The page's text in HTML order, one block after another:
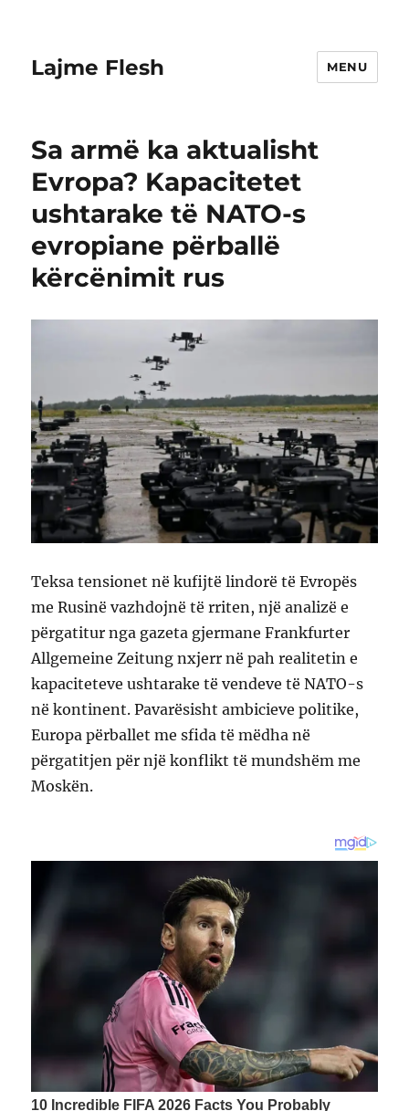
Lajme Flesh MENU
Sa armë ka aktualisht
Evropa? Kapacitetet
ushtarake të NATO-s
evropiane përballë
kërcënimit rus
Teksa tensionet në kufijtë lindorë të Evropës
me Rusinë vazhdojnë të rriten, një analizë e
përgatitur nga gazeta gjermane Frankfurter
Allgemeine Zeitung nxjerr në pah realitetin e
kapaciteteve ushtarake të vendeve të NATO-s
në kontinent. Pavarësisht ambicieve politike,
Europa përballet me sfida të mëdha në
përgatitjen për një konflikt të mundshëm me
Moskën.